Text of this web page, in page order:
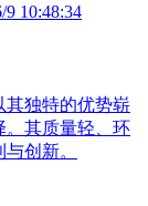
9 10:48:34
其独特的优势崭
。其质量轻、环
创新。